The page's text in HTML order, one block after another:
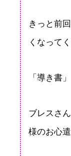
きっと前
くなって
「導き書
ブレスさ
様のお心